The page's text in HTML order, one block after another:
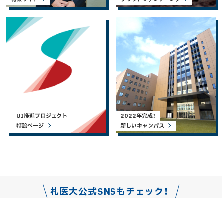
UI推進プロジェクト
特設ページ
2022年完成！
新しいキャンパス
札医大公式SNSもチェック！